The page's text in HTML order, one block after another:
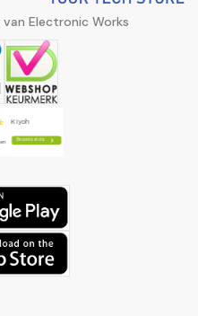
van Electronic Works